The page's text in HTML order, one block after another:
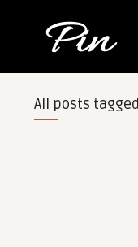
All posts